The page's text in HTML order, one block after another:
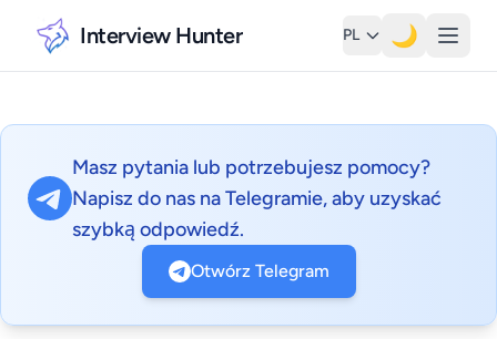
Interview Hunter PL 🌙
Masz pytania lub potrzebujesz pomocy?
Napisz do nas na Telegramie, aby uzyskać
szybką odpowiedź.
Otwórz Telegram